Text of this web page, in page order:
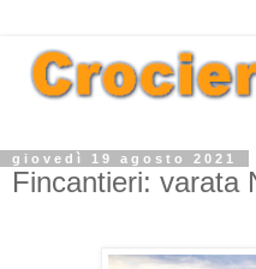
giovedì 19 agosto 2021
Fincantieri: varata